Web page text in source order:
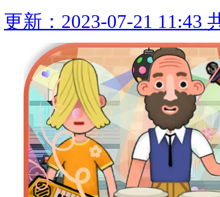
更新：2023-07-21 11:43